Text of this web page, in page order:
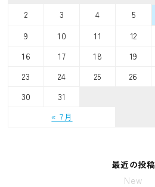
« 7月
2
3 4 5
9
10 11 12
16
17 18 19
23
24 25 26
30
31
最近の投稿
New